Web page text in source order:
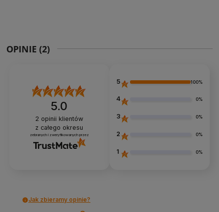
OPINIE (2)
5.0
2 opinii klientów
z całego okresu
zebranych i zweryfikowanych przez
5 100%
4 0%
3 0%
2 0%
1 0%
Jak zbieramy opinie?